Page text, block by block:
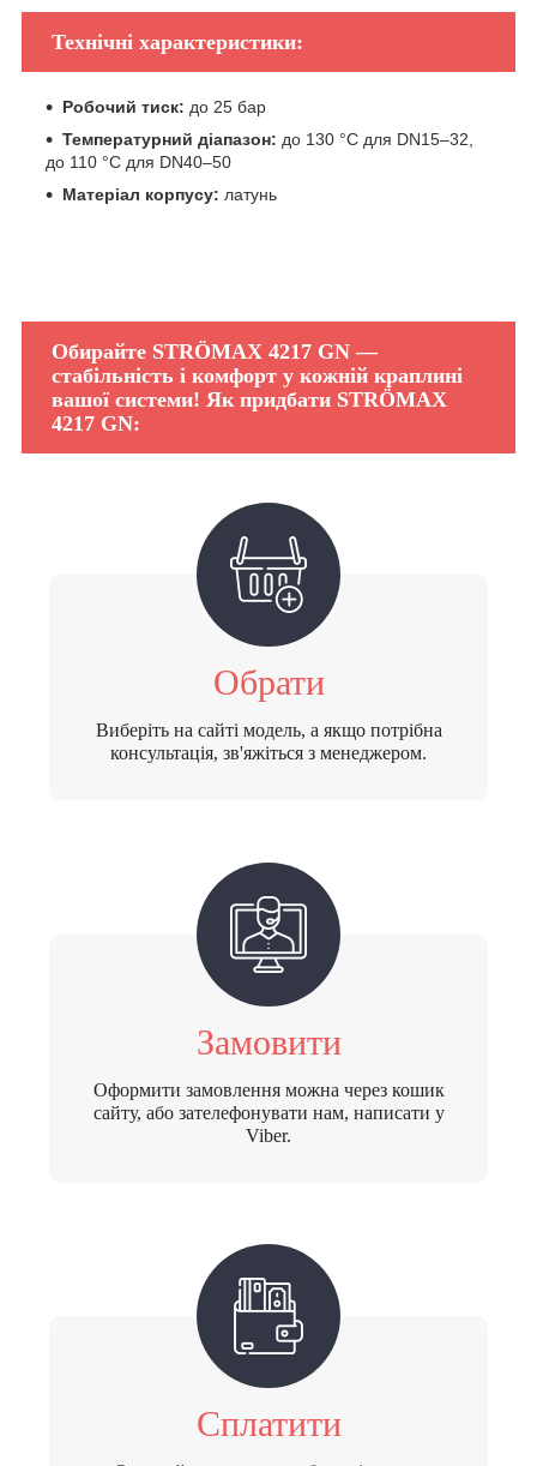
Технічні характеристики:
Робочий тиск: до 25 бар
Температурний діапазон: до 130 °C для DN15–32,
до 110 °C для DN40–50
Матеріал корпусу: латунь
Обирайте STRÖMAX 4217 GN —
стабільність і комфорт у кожній краплині
вашої системи! Як придбати STRÖMAX
4217 GN:
Обрати
Виберіть на сайті модель, а якщо потрібна
консультація, зв'яжіться з менеджером.
Замовити
Оформити замовлення можна через кошик
сайту, або зателефонувати нам, написати у
Viber.
Сплатити